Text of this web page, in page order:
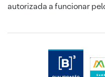
autorizada a funcionar